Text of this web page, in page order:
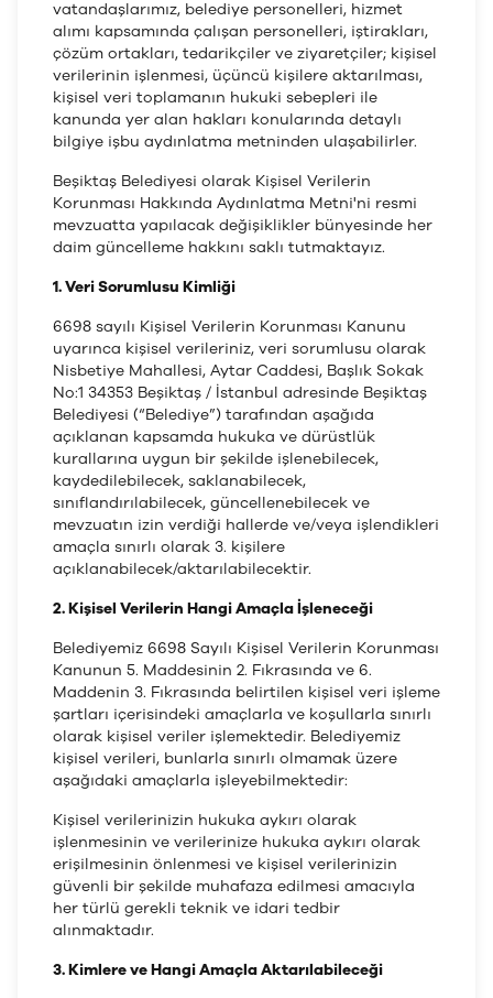
vatandaşlarımız, belediye personelleri, hizmet
alımı kapsamında çalışan personelleri, iştirakları,
çözüm ortakları, tedarikçiler ve ziyaretçiler; kişisel
verilerinin işlenmesi, üçüncü kişilere aktarılması,
kişisel veri toplamanın hukuki sebepleri ile
kanunda yer alan hakları konularında detaylı
bilgiye işbu aydınlatma metninden ulaşabilirler.
Beşiktaş Belediyesi olarak Kişisel Verilerin
Korunması Hakkında Aydınlatma Metni'ni resmi
mevzuatta yapılacak değişiklikler bünyesinde her
daim güncelleme hakkını saklı tutmaktayız.
1. Veri Sorumlusu Kimliği
6698 sayılı Kişisel Verilerin Korunması Kanunu
uyarınca kişisel verileriniz, veri sorumlusu olarak
Nisbetiye Mahallesi, Aytar Caddesi, Başlık Sokak
No:1 34353 Beşiktaş / İstanbul adresinde Beşiktaş
Belediyesi (“Belediye”) tarafından aşağıda
açıklanan kapsamda hukuka ve dürüstlük
kurallarına uygun bir şekilde işlenebilecek,
kaydedilebilecek, saklanabilecek,
sınıflandırılabilecek, güncellenebilecek ve
mevzuatın izin verdiği hallerde ve/veya işlendikleri
amaçla sınırlı olarak 3. kişilere
açıklanabilecek/aktarılabilecektir.
2. Kişisel Verilerin Hangi Amaçla İşleneceği
Belediyemiz 6698 Sayılı Kişisel Verilerin Korunması
Kanunun 5. Maddesinin 2. Fıkrasında ve 6.
Maddenin 3. Fıkrasında belirtilen kişisel veri işleme
şartları içerisindeki amaçlarla ve koşullarla sınırlı
olarak kişisel veriler işlemektedir. Belediyemiz
kişisel verileri, bunlarla sınırlı olmamak üzere
aşağıdaki amaçlarla işleyebilmektedir:
Kişisel verilerinizin hukuka aykırı olarak
işlenmesinin ve verilerinize hukuka aykırı olarak
erişilmesinin önlenmesi ve kişisel verilerinizin
güvenli bir şekilde muhafaza edilmesi amacıyla
her türlü gerekli teknik ve idari tedbir
alınmaktadır.
3. Kimlere ve Hangi Amaçla Aktarılabileceği